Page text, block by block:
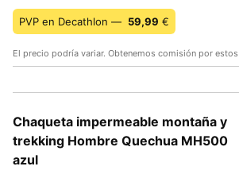
PVP en Decathlon — 59,99 €
El precio podría variar. Obtenemos comisión por estos
Chaqueta impermeable montaña y
trekking Hombre Quechua MH500
azul